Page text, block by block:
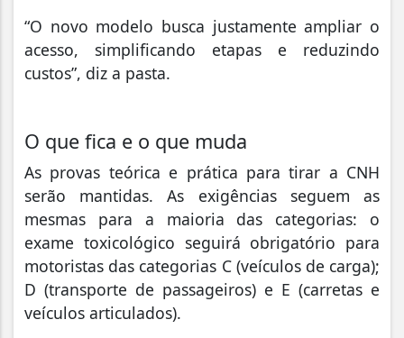
“O novo modelo busca justamente ampliar o
acesso, simplificando etapas e reduzindo
custos”, diz a pasta.
O que fica e o que muda
As provas teórica e prática para tirar a CNH
serão mantidas. As exigências seguem as
mesmas para a maioria das categorias: o
exame toxicológico seguirá obrigatório para
motoristas das categorias C (veículos de carga);
D (transporte de passageiros) e E (carretas e
veículos articulados).